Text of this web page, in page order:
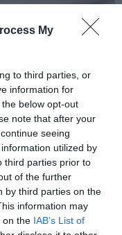
My
to third parties, or
information for
below opt-out
note that after your
seeing
utilized by
third parties prior to
of the further
by third parties on the
information may
on the IAB’s List of
την ηρεμία σου , τους